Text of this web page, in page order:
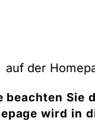
auf der
beachten Sie
wird in